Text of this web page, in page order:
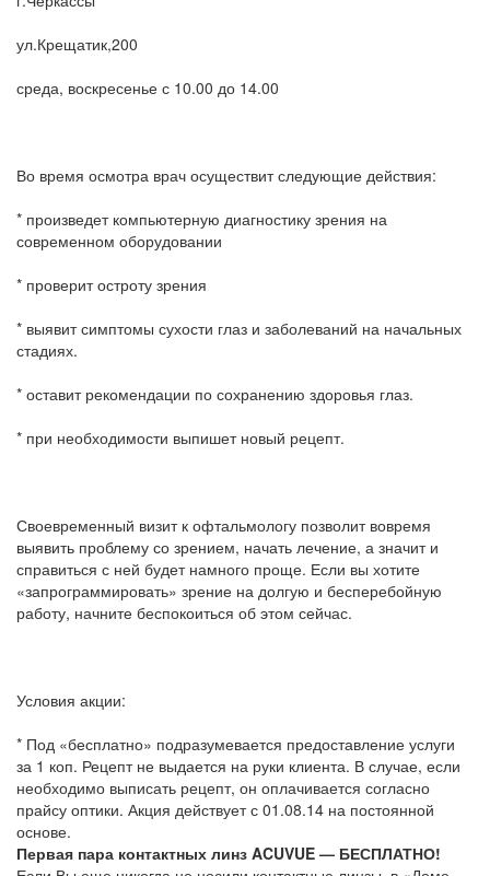
ул.Крещатик,200
среда, воскресенье с 10.00 до 14.00
Во время осмотра врач осуществит следующие действия:
* произведет компьютерную диагностику зрения на
современном оборудовании
* проверит остроту зрения
* выявит симптомы сухости глаз и заболеваний на начальных
стадиях.
* оставит рекомендации по сохранению здоровья глаз.
* при необходимости выпишет новый рецепт.
Своевременный визит к офтальмологу позволит вовремя
выявить проблему со зрением, начать лечение, а значит и
справиться с ней будет намного проще. Если вы хотите
«запрограммировать» зрение на долгую и бесперебойную
работу, начните беспокоиться об этом сейчас.
Условия акции:
* Под «бесплатно» подразумевается предоставление услуги
за 1 коп. Рецепт не выдается на руки клиента. В случае, если
необходимо выписать рецепт, он оплачивается согласно
прайсу оптики. Акция действует с 01.08.14 на постоянной
основе.
Первая пара контактных линз ACUVUE — БЕСПЛАТНО!